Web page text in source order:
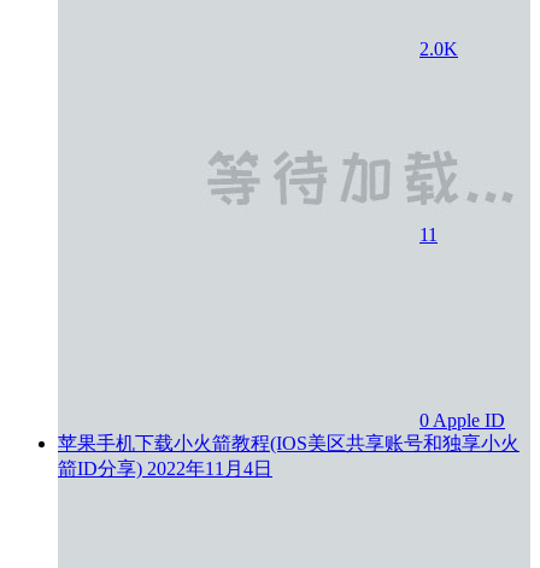
2.0K
11
0 Apple ID
苹果手机下载小火箭教程(IOS美区共享账号和独享小火
箭ID分享) 2022年11月4日